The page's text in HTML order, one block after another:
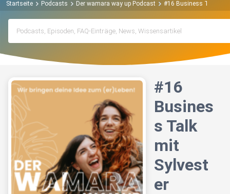
Startseite Podcasts Der wamara way up Podcast #16 Business Talk mit
#16
Busines
s Talk
mit
Sylvest
er